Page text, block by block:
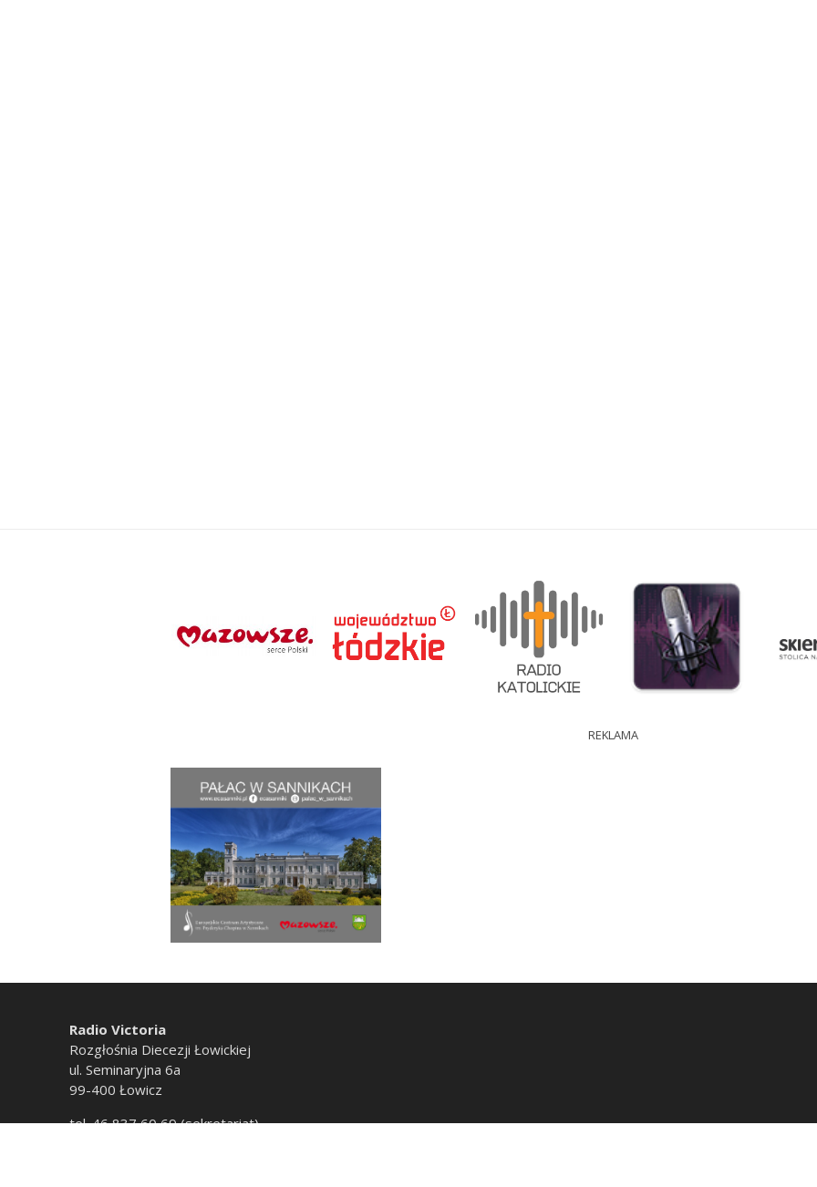
REKLAMA
Radio Victoria
Rozgłośnia Diecezji Łowickiej
ul. Seminaryjna 6a
99-400 Łowicz
tel. 46 837 60 69 (sekretariat)